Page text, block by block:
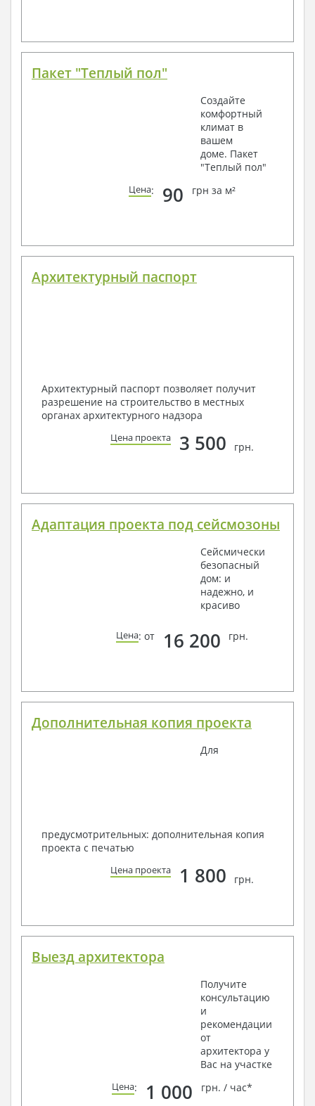
Пакет "Теплый пол"
Создайте
комфортный
климат в
вашем
доме. Пакет
"Теплый пол"
Цена: 90 грн за м²
Архитектурный паспорт
Архитектурный паспорт позволяет получит
разрешение на строительство в местных
органах архитектурного надзора
Цена проекта 3 500 грн.
Адаптация проекта под сейсмозоны
Сейсмически
безопасный
дом: и
надежно, и
красиво
Цена: от 16 200 грн.
Дополнительная копия проекта
Для
предусмотрительных: дополнительная копия
проекта с печатью
Цена проекта 1 800 грн.
Выезд архитектора
Получите
консультацию
и
рекомендации
от
архитектора у
Вас на участке
Цена: 1 000 грн. / час*